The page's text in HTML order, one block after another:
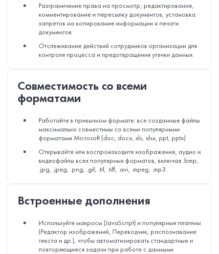
Разграничение права на просмотр, редактирование,
комментирование и пересылку документов, установка
запретов на копирование информации и печати
документов
Отслеживание действий сотрудников организации для
контроля процесса и предотвращения утечки данных
Совместимость со всеми
форматами
Работайте в привычном формате: все созданные файлы
максимально совместимы со всеми популярными
форматами Microsoft (doc, docx, xls, xlsx, ppt, pptx)
Открывайте или воспроизводите изображения, аудио и
видеофайлы всех популярных форматов, включая .bmp,
.jpg, .jpeg, .png, .gif, .tif, .tiff, .avi, .mpeg, .mp3
Встроенные дополнения
Используйте макросы (JavaScript) и популярные плагины
(Редактор изображений, Переводчик, распознавание
текста и др.), чтобы автоматизировать стандартные и
повторяющиеся задачи при работе с данными